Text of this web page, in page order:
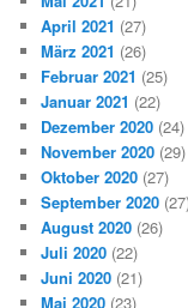
April 2021 (27)
März 2021 (26)
Februar 2021 (25)
Januar 2021 (22)
Dezember 2020 (24)
November 2020 (29)
Oktober 2020 (27)
September 2020
August 2020 (26)
Juli 2020 (22)
Juni 2020 (21)
Mai 2020 (23)